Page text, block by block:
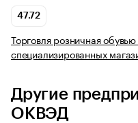
47.72
Торговля розничная
специализированных
Другие
ОКВЭД